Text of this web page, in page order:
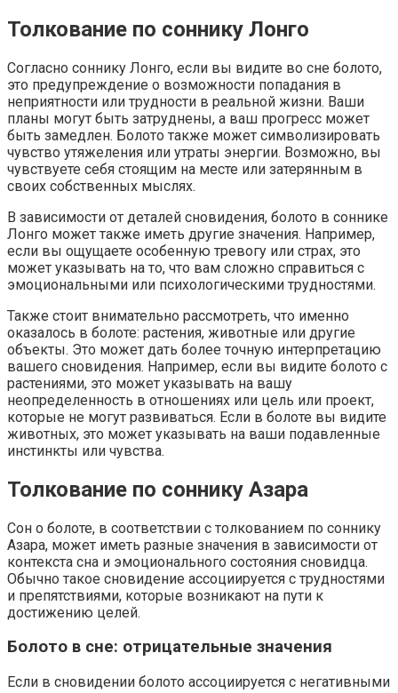
Толкование по соннику Лонго
Согласно соннику Лонго, если вы видите во сне болото,
это предупреждение о возможности попадания в
неприятности или трудности в реальной жизни. Ваши
планы могут быть затруднены, а ваш прогресс может
быть замедлен. Болото также может символизировать
чувство утяжеления или утраты энергии. Возможно, вы
чувствуете себя стоящим на месте или затерянным в
своих собственных мыслях.
В зависимости от деталей сновидения, болото в соннике
Лонго может также иметь другие значения. Например,
если вы ощущаете особенную тревогу или страх, это
может указывать на то, что вам сложно справиться с
эмоциональными или психологическими трудностями.
Также стоит внимательно рассмотреть, что именно
оказалось в болоте: растения, животные или другие
объекты. Это может дать более точную интерпретацию
вашего сновидения. Например, если вы видите болото с
растениями, это может указывать на вашу
неопределенность в отношениях или цель или проект,
которые не могут развиваться. Если в болоте вы видите
животных, это может указывать на ваши подавленные
инстинкты или чувства.
Толкование по соннику Азара
Сон о болоте, в соответствии с толкованием по соннику
Азара, может иметь разные значения в зависимости от
контекста сна и эмоционального состояния сновидца.
Обычно такое сновидение ассоциируется с трудностями
и препятствиями, которые возникают на пути к
достижению целей.
Болото в сне: отрицательные значения
Если в сновидении болото ассоциируется с негативными